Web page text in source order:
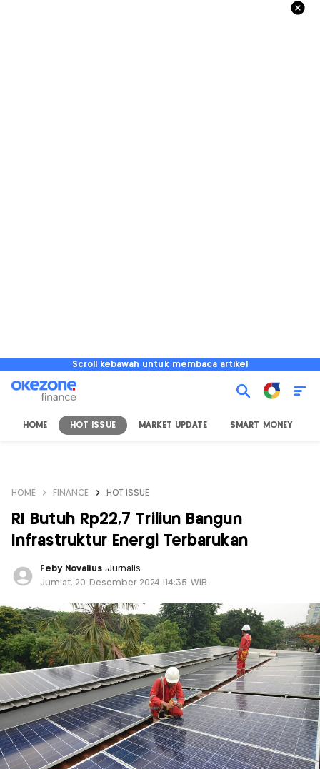
Scroll kebawah untuk membaca artikel
HOME HOT ISSUE MARKET UPDATE SMART MONEY
HOME FINANCE HOT ISSUE
RI Butuh Rp22,7 Triliun Bangun
Infrastruktur Energi Terbarukan
Feby Novalius ,Jurnalis
Jum'at, 20 Desember 2024 |14:35 WIB